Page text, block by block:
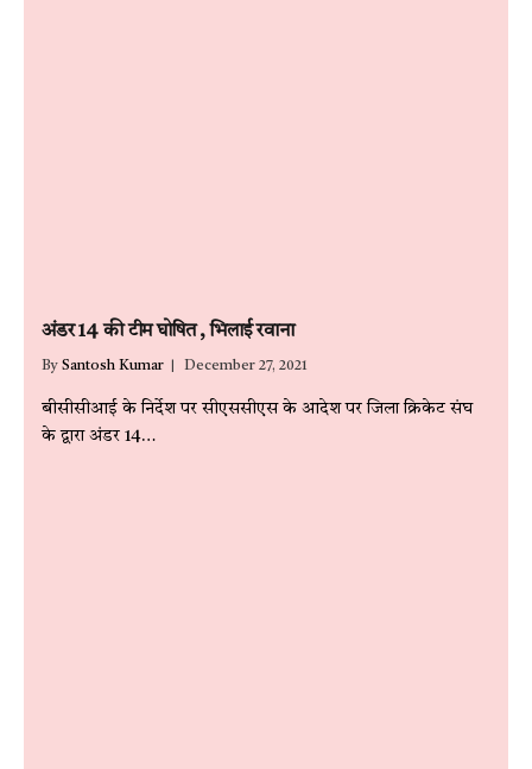
अंडर 14 की टीम घोषित , भिलाई रवाना
By Santosh Kumar December 27, 2021
बीसीसीआई के निर्देश पर सीएससीएस के आदेश पर जिला क्रिकेट संघ
के द्वारा अंडर 14…